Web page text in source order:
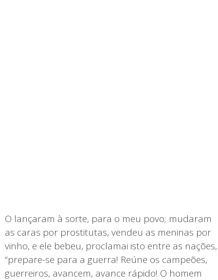
O lançaram à sorte, para o meu povo; mudaram
as caras por prostitutas, vendeu as meninas por
vinho, e ele bebeu, proclamai isto entre as nações,
“prepare-se para a guerra! Reúne os campeões,
guerreiros, avancem, avance rápido! O homem